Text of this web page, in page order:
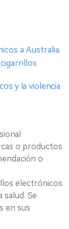
a Australia.
y la violencia
o productos
o
electrónicos
Se
en sus